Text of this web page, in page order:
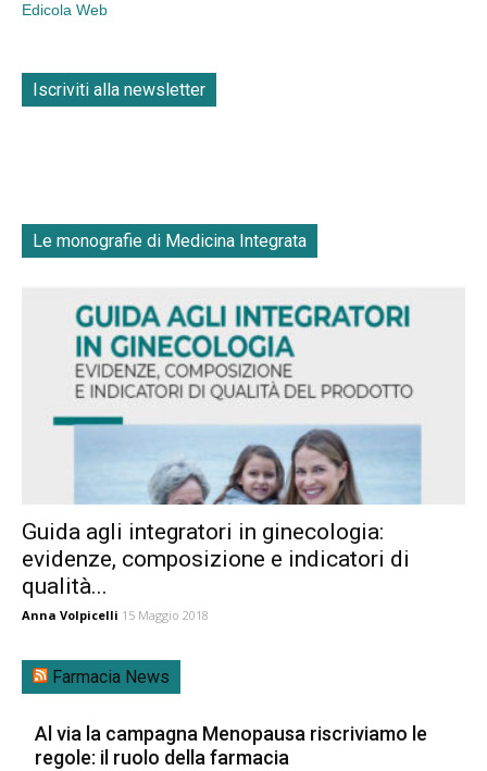
Edicola Web
Iscriviti alla newsletter
Le monografie di Medicina Integrata
Guida agli integratori in ginecologia:
evidenze, composizione e indicatori di
qualità...
Anna Volpicelli 15 Maggio 2018
Farmacia News
Al via la campagna Menopausa riscriviamo le
regole: il ruolo della farmacia